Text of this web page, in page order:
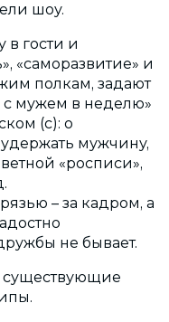
шоу.
гости и
«саморазвитие» и
полкам, задают
с мужем в неделю»
(с): о
мужчину,
«росписи»,
– за кадром, а
не бывает.
существующие